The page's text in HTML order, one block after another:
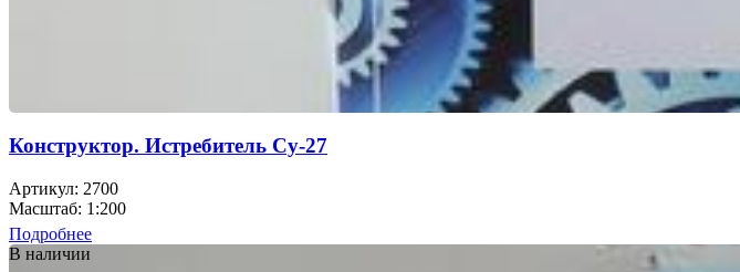
Конструктор. Истребитель Су-27
Артикул: 2700
Масштаб: 1:200
Подробнее
В наличии